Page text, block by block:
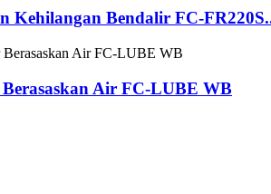
Kehilangan Bendalir FC-
Air FC-LUBE WB